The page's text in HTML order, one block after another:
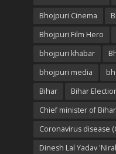
Bhojpuri Cinema
Bhojpuri Film Hero
bhojpuri khabar
bhojpuri media
Bihar
Bihar
Chief minister of Bihar
Coronavirus disease
Dinesh Lal Yadav